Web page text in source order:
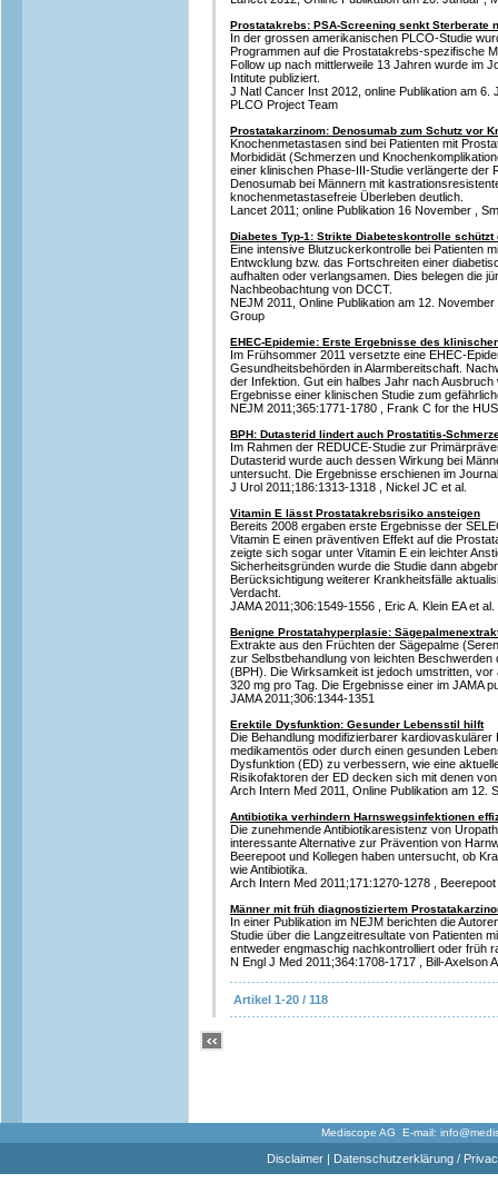
Prostatakrebs: PSA-Screening senkt Sterberate
In der grossen amerikanischen PLCO-Studie
Programmen auf die Prostatakrebs-spezifische
Follow up nach mittlerweile 13 Jahren wurde im
Intitute publiziert.
J Natl Cancer Inst 2012, online Publikation am 6.
PLCO Project Team
Prostatakarzinom: Denosumab zum Schutz vor
Knochenmetastasen sind bei Patienten mit
Morbididät (Schmerzen und
einer klinischen Phase-III-Studie verlängerte der
Denosumab bei Männern mit
knochenmetastasefreie Überleben deutlich.
Lancet 2011; online Publikation 16 November ,
Diabetes Typ-1: Strikte Diabeteskontrolle schützt
Eine intensive Blutzuckerkontrolle bei Patienten
Entwcklung bzw. das Fortschreiten einer
aufhalten oder verlangsamen. Dies belegen die
Nachbeobachtung von DCCT.
NEJM 2011, Online Publikation am 12.
Group
EHEC-Epidemie: Erste Ergebnisse des
Im Frühsommer 2011 versetzte eine EHEC-
Gesundheitsbehörden in Alarmbereitschaft.
der Infektion. Gut ein halbes Jahr nach
Ergebnisse einer klinischen Studie zum
NEJM 2011;365:1771-1780 , Frank C for the
BPH: Dutasterid lindert auch Prostatitis-
Im Rahmen der REDUCE-Studie zur
Dutasterid wurde auch dessen Wirkung bei
untersucht. Die Ergebnisse erschienen im
J Urol 2011;186:1313-1318 , Nickel JC et al.
Vitamin E lässt Prostatakrebsrisiko ansteigen
Bereits 2008 ergaben erste Ergebnisse der
Vitamin E einen präventiven Effekt auf die
zeigte sich sogar unter Vitamin E ein leichter
Sicherheitsgründen wurde die Studie dann
Berücksichtigung weiterer Krankheitsfälle
Verdacht.
JAMA 2011;306:1549-1556 , Eric A. Klein EA et al.
Benigne Prostatahyperplasie:
Extrakte aus den Früchten der Sägepalme
zur Selbstbehandlung von leichten
(BPH). Die Wirksamkeit ist jedoch umstritten, vor
320 mg pro Tag. Die Ergebnisse einer im JAMA
JAMA 2011;306:1344-1351
Erektile Dysfunktion: Gesunder Lebensstil hilft
Die Behandlung modifizierbarer
medikamentös oder durch einen gesunden
Dysfunktion (ED) zu verbessern, wie eine
Risikofaktoren der ED decken sich mit denen
Arch Intern Med 2011, Online Publikation am 12.
Antibiotika verhindern Harnswegsinfektionen
Die zunehmende Antibiotikaresistenz von
interessante Alternative zur Prävention von
Beerepoot und Kollegen haben untersucht, ob
wie Antibiotika.
Arch Intern Med 2011;171:1270-1278 , Beerepoot
Männer mit früh diagnostiziertem
In einer Publikation im NEJM berichten die
Studie über die Langzeitresultate von Patienten
entweder engmaschig nachkontrolliert oder früh
N Engl J Med 2011;364:1708-1717 , Bill-Axelson
Artikel 1-20 / 118
Mediscope AG E-mail:
Disclaimer| Datenschutzerklärung /